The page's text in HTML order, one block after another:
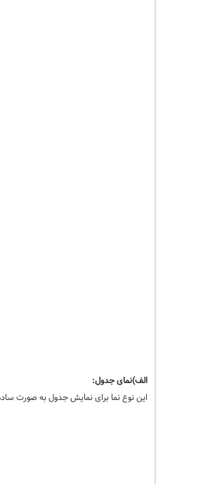
الف)نمای جدول:
این نوع نما برای نمایش جدول به صورت ساده